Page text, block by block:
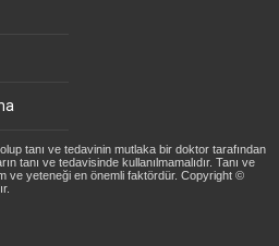
tanı ve tedavinin mutlaka bir doktor tarafından
tanı ve tedavisinde kullanılmamalıdır. Tanı ve
ve yeteneği en önemli faktördür. Copyright ©